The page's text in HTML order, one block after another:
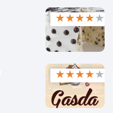
★★★★★
★★★★★